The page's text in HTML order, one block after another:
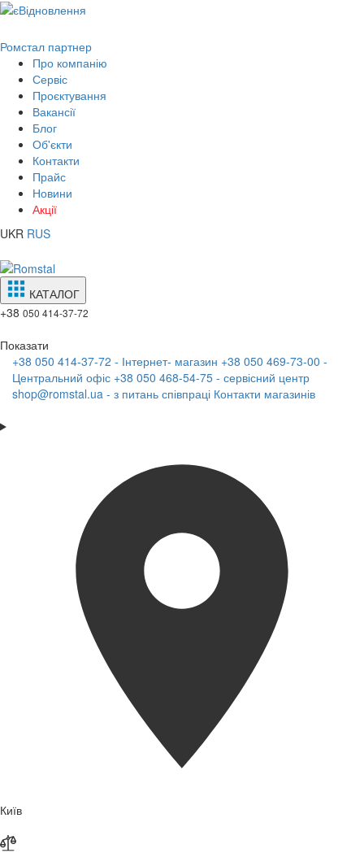
Ромстал партнер
Про компанію
Сервіс
Проєктування
Вакансії
Блог
Об'єкти
Контакти
Прайс
Новини
Акції
UKR RUS
КАТАЛОГ
+38 050 414-37-72
Показати
+38 050 414-37-72 - Інтернет- магазин +38 050 469-73-00 -
Центральний офіс +38 050 468-54-75 - сервісний центр
shop@romstal.ua - з питань співпраці Контакти магазинів
Київ